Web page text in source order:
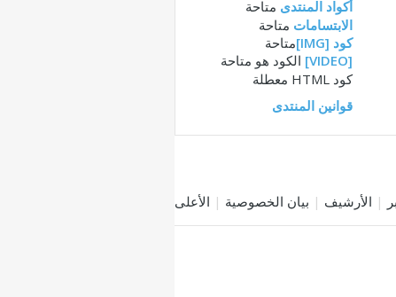
أكواد المنتدى متاحة
الابتسامات متاحة
كود [IMG]
متاحة
[VIDEO]
الكود هو متاحة
كود HTML
معطلة
قوانين المنتدى
| الأرشيف | بيان الخصوصية | الأعلى